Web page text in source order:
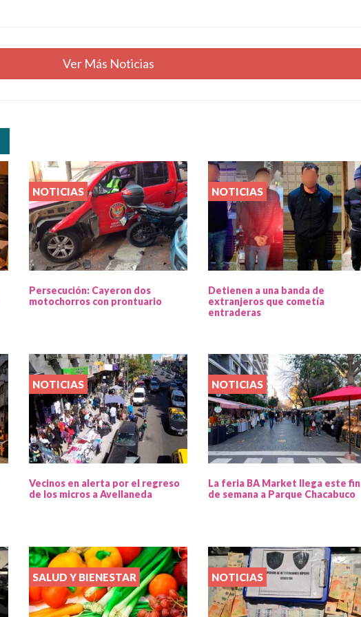
Ver Más Noticias
NOTICIAS
Persecución: Cayeron dos
motochorros con prontuario
NOTICIAS
Detienen a una banda de
extranjeros que cometía
entraderas
NOTICIAS
Vecinos en alerta por el regreso
de los micros a Avellaneda
NOTICIAS
La feria BA Market llega este fin
de semana a Parque Chacabuco
SALUD Y BIENESTAR NOTICIAS